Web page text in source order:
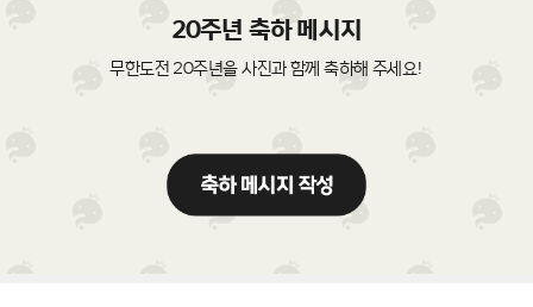
20주년 축하 메시지
무한도전 20주년을 사진과 함께 축하해 주세요!